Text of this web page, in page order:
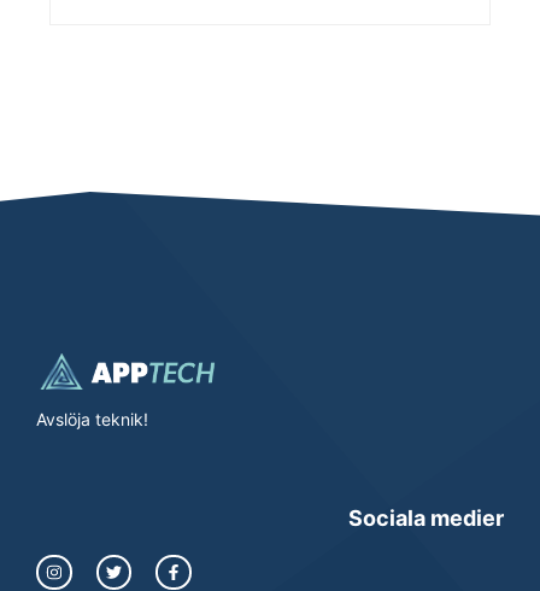
Avslöja teknik!
Sociala medier